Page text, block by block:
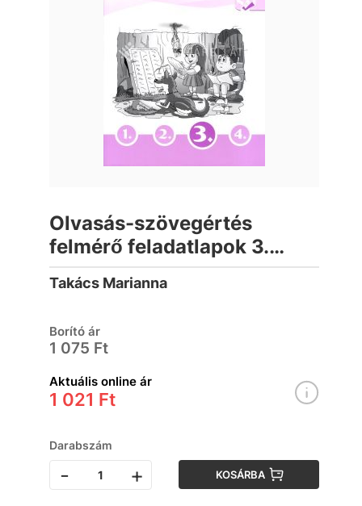
Olvasás-szövegértés
felmérő feladatlapok 3.
osztály
Takács Marianna
Borító ár
1 075 Ft
Aktuális online ár
1 021 Ft
Darabszám
- + KOSÁRBA